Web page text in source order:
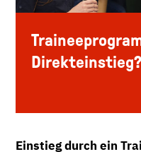
Direkteinstieg?
Einstieg durch ein